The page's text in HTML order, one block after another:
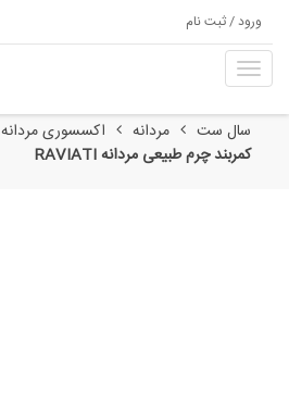
ورود / ثبت نام
T
o
g
g
l
سال ست مردانه
اکسسوری مردانه
کمربند چرم طبیعی مردانه RAVIATI